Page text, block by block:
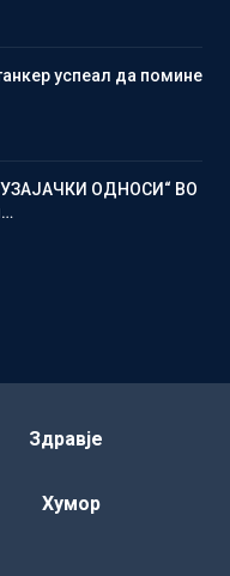
успеал да помине
ОДНОСИ“ ВО
Здравје
Хумор